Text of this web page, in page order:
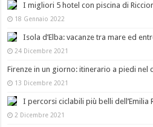
I migliori 5 hotel con piscina di
18 Gennaio 2022
Isola d’Elba: vacanze tra mare ed
24 Dicembre 2021
Firenze in un giorno: itinerario a piedi nel
13 Dicembre 2021
I percorsi ciclabili più belli dell’Emilia
2 Dicembre 2021